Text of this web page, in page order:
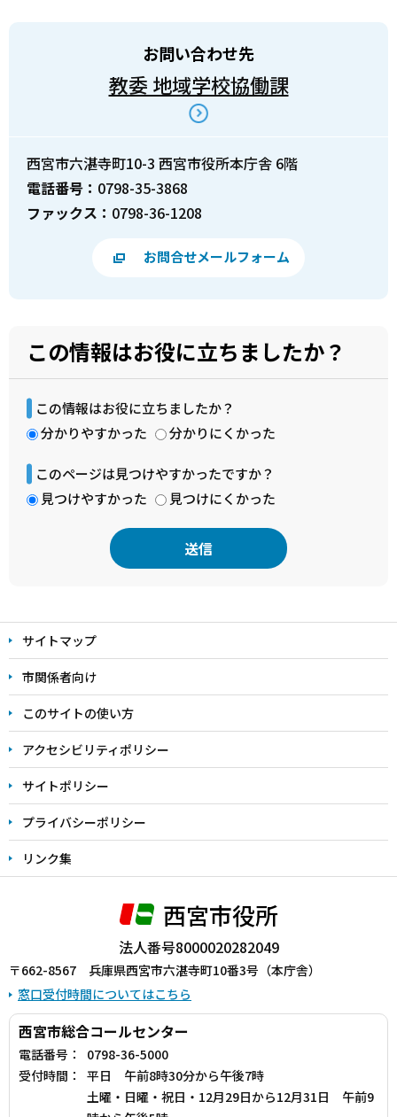
お問い合わせ先
教委 地域学校協働課
西宮市六湛寺町10-3 西宮市役所本庁舎 6階
電話番号： 0798-35-3868
ファックス： 0798-36-1208
お問合せメールフォーム
この情報はお役に立ちましたか？
この情報はお役に立ちましたか？
分かりやすかった
分かりにくかった
このページは見つけやすかったですか？
見つけやすかった
見つけにくかった
文
こ
こ
ま
で
サイトマップ
市関係者向け
このサイトの使い方
アクセシビリティポリシー
サイトポリシー
プライバシーポリシー
リンク集
西宮市役所
法人番号8000020282049
〒662-8567 兵庫県西宮市六湛寺町10番3号（本庁舎）
窓口受付時間についてはこちら
西宮市総合コールセンター
電話番号：
0798-36-5000
受付時間：
平日 午前8時30分から午後7時
土曜・日曜・祝日・12月29日から12月31日 午前9